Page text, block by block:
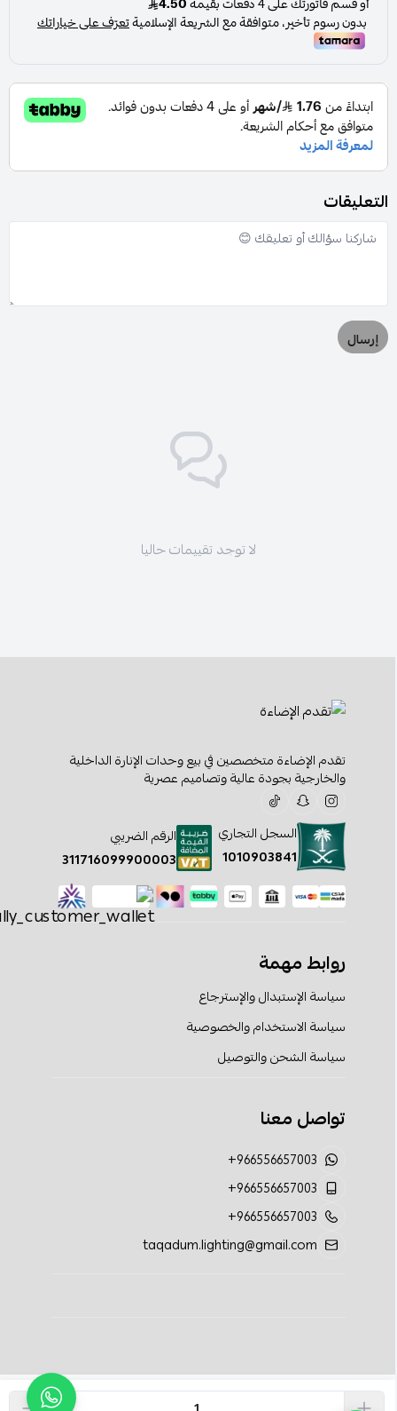
التعليقات
إرسال
لا توجد تقييمات حاليا
تقدم الإضاءة متخصصين في بيع وحدات الإنارة الداخلية
والخارجية بجودة عالية وتصاميم عصرية
السجل التجاري
1010903841
الرقم الضريبي
311716099900003
روابط مهمة
سياسة الإستبدال والإسترجاع
سياسة الاستخدام والخصوصية
سياسة الشحن والتوصيل
تواصل معنا
+966556657003
+966556657003
+966556657003
taqadum.lighting@gmail.com
الحقوق محفوظة | 2026 تقدم الإضاءة